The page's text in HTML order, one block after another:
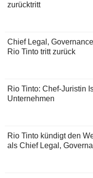
zurücktritt
Chief Legal,
Rio Tinto tritt zurück
Rio Tinto: Chef-Juristin
Unternehmen
Rio Tinto kündigt den
als Chief Legal,